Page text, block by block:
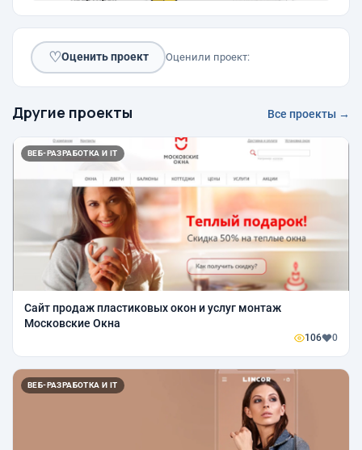
♡Оценить проект Оценили проект:
Другие проекты Все проекты →
ВЕБ-РАЗРАБОТКА И IT
Сайт продаж пластиковых окон и услуг монтаж
Московские Окна
106 0
ВЕБ-РАЗРАБОТКА И IT